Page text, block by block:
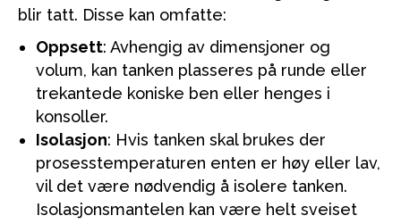
blir tatt. Disse kan omfatte:
Oppsett: Avhengig av dimensjoner og
volum, kan tanken plasseres på runde eller
trekantede koniske ben eller henges i
konsoller.
Isolasjon: Hvis tanken skal brukes der
prosesstemperaturen enten er høy eller lav,
vil det være nødvendig å isolere tanken.
Isolasjonsmantelen kan være helt sveiset